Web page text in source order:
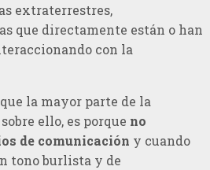
extraterrestres,
que directamente están o han
con la
la mayor parte de la
ello, es porque no
de comunicación y cuando
tono burlista y de